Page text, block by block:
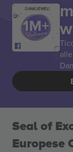
DANKJEWEL!
Seal of
Europese